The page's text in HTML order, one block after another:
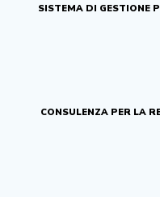
SISTEMA DI GESTIONE
CONSULENZA PER LA